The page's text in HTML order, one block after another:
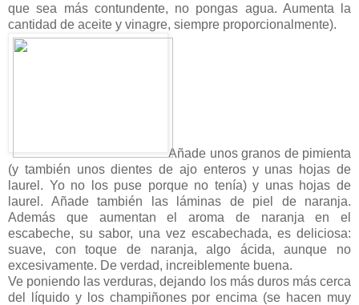
que sea más contundente, no pongas agua. Aumenta la
cantidad de aceite y vinagre, siempre proporcionalmente).
Añade unos granos de pimienta
(y también unos dientes de ajo enteros y unas hojas de
laurel. Yo no los puse porque no tenía) y unas hojas de
laurel. Añade también las láminas de piel de naranja.
Además que aumentan el aroma de naranja en el
escabeche, su sabor, una vez escabechada, es deliciosa:
suave, con toque de naranja, algo ácida, aunque no
excesivamente. De verdad, increiblemente buena.
Ve poniendo las verduras, dejando los más duros más cerca
del líquido y los champiñones por encima (se hacen muy